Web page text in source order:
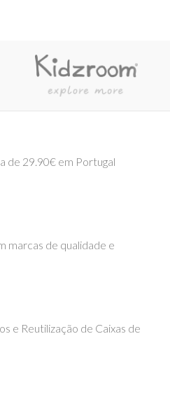
de 29.90€ em Portugal
marcas de qualidade e
e Reutilização de Caixas de